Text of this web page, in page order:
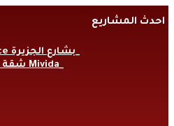
toاحدث المشاريع
فيلا كومبوند Grand Residence بشارع الجزيرة
شقة شارع التسعين امام كومبوند Mivida